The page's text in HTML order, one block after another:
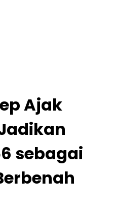
Ajak
sebagai